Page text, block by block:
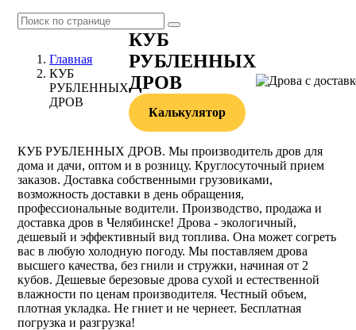
Главная
КУБ
РУБЛЕННЫХ
ДРОВ
КУБ
РУБЛЕННЫХ
ДРОВ
Калькулятор
КУБ РУБЛЕННЫХ ДРОВ. Мы производитель дров для
дома и дачи, оптом и в розницу. Круглосуточный прием
заказов. Доставка собственными грузовиками,
возможность доставки в день обращения,
профессиональные водители. Производство, продажа и
доставка дров в Челябинске! Дрова - экологичный,
дешевый и эффективный вид топлива. Она может согреть
вас в любую холодную погоду. Мы поставляем дрова
высшего качества, без гнили и стружки, начиная от 2
кубов. Дешевые березовые дрова сухой и естественной
влажности по ценам производителя. Честный объем,
плотная укладка. Не гниет и не чернеет. Бесплатная
погрузка и разгрузка!